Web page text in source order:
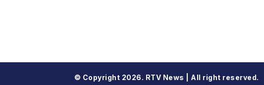
© Copyright 2026. RTV News | All right reserved.